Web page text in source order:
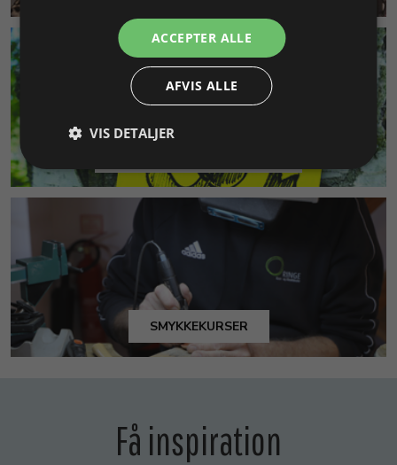
SMYKKEKURSER
Få inspiration
ACCEPTER ALLE
AFVIS ALLE
VIS DETALJER